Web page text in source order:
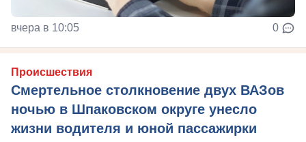
вчера в 10:05 0
Происшествия
Смертельное столкновение двух ВАЗов
ночью в Шпаковском округе унесло
жизни водителя и юной пассажирки